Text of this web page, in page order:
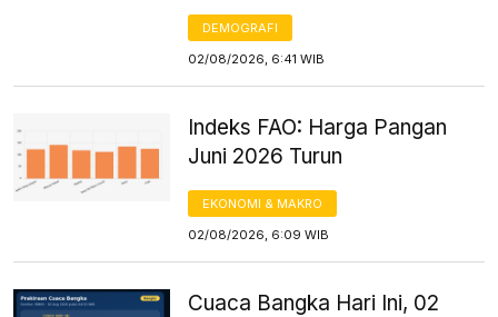
DEMOGRAFI
02/08/2026, 6:41 WIB
Indeks FAO: Harga Pangan
Juni 2026 Turun
EKONOMI & MAKRO
02/08/2026, 6:09 WIB
Cuaca Bangka Hari Ini, 02